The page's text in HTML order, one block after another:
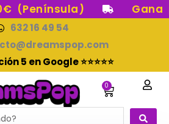
Gana
632 16 49 54
5 en Google ⭐⭐⭐⭐⭐
0
Carrito